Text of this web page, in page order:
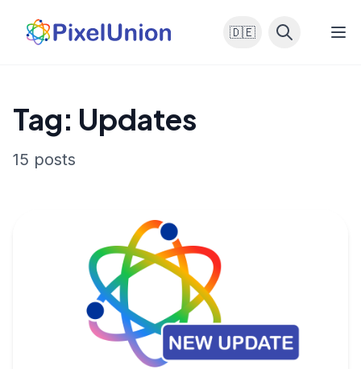
🇩🇪
Tag: Updates
15 posts